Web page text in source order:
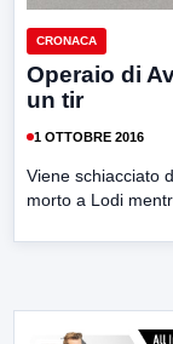
CRONACA
Operaio di
un tir
1 OTTOBRE 2016
Viene schiacciato
morto a Lodi